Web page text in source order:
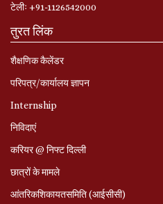
टेलीः +91-1126542000
तुरत लिंक
शैक्षणिक कैलेंडर
परिपत्र/कार्यालय ज्ञापन
Internship
निविदाएं
करियर @ निफ्ट दिल्ली
छात्रों के मामले
आंतरिकशिकायतसमिति (आईसीसी)